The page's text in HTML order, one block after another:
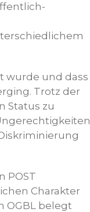
wurde und dass
Trotz der
Status zu
POST
Charakter
OGBL belegt